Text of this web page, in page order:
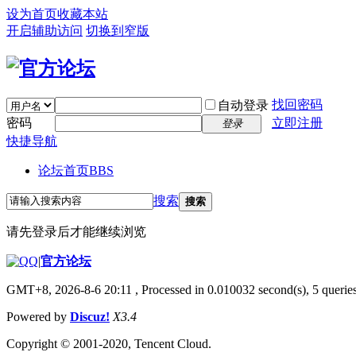
设为首页收藏本站
开启辅助访问 切换到窄版
自动登录 找回密码
密码
登录
立即注册
快捷导航
论坛首页BBS
搜索 搜索
请先登录后才能继续浏览
|官方论坛
GMT+8, 2026-8-6 20:11 , Processed in 0.010032 second(s), 5
Powered by Discuz! X3.4
Copyright © 2001-2020, Tencent Cloud.